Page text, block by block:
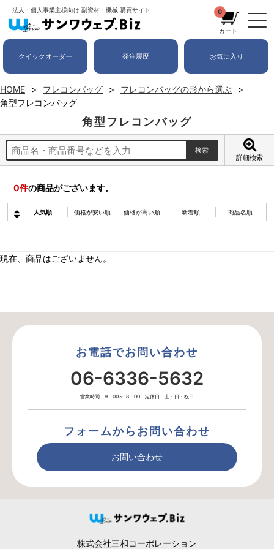
法人・個人事業主様向け 副資材・機械 購買サイト 0
カート
クイックオーダー 発注履歴 お気に入り
HOME フレコンバッグ
フレコンバッグの形から選ぶ
角型フレコンバッグ
角型フレコンバッグ
詳細検索
0件の商品がございます。
人気順 価格が安い順 価格が高い順 新着順 商品名順
現在、商品はございません。
お電話でお問い合わせ
06-6336-5632
営業時間：9：00～18：00 定休日：土・日・祝日
フォームからお問い合わせ
お問い合わせ
株式会社三和コーポレーション